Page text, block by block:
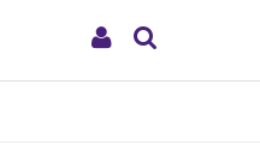
My